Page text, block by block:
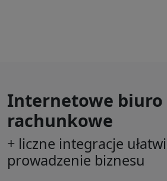
Internetowe biuro
rachunkowe
+ liczne integracje
prowadzenie biznesu